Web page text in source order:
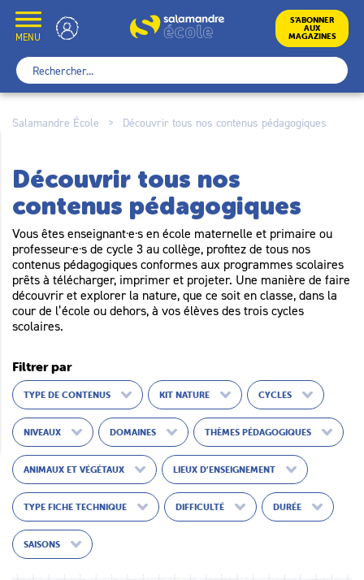
content
MENU
École S’ABONNER
AUX
MAGAZINES
Rechercher :
Salamandre École > Découvrir tous nos contenus pédagogiques
Découvrir tous nos
contenus pédagogiques
Vous êtes enseignant·e·s en école maternelle et primaire ou
professeur·e·s de cycle 3 au collège, profitez de tous nos
contenus pédagogiques conformes aux programmes scolaires
prêts à télécharger, imprimer et projeter. Une manière de faire
découvrir et explorer la nature, que ce soit en classe, dans la
cour de l’école ou dehors, à vos élèves des trois cycles
scolaires.
Filtrer par
TYPE DE CONTENUS KIT NATURE CYCLES
NIVEAUX DOMAINES THÈMES PÉDAGOGIQUES
ANIMAUX ET VÉGÉTAUX LIEUX D’ENSEIGNEMENT
TYPE FICHE TECHNIQUE DIFFICULTÉ DURÉE
SAISONS